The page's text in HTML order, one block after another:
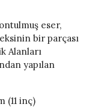
eser,
bir parçası
Alanları
yapılan
(11 inç)